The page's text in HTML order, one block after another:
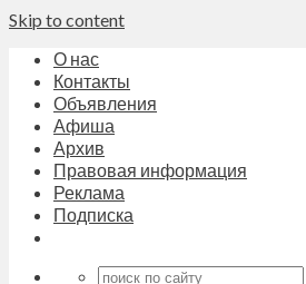
Skip to content
О нас
Контакты
Объявления
Афиша
Архив
Правовая информация
Реклама
Подписка